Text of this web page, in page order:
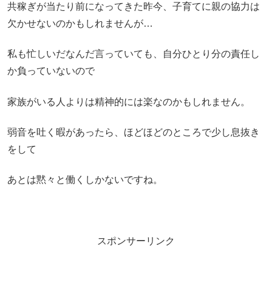
共稼ぎが当たり前になってきた昨今、子育てに親の協力は
欠かせないのかもしれませんが…
私も忙しいだなんだ言っていても、自分ひとり分の責任し
か負っていないので
家族がいる人よりは精神的には楽なのかもしれません。
弱音を吐く暇があったら、ほどほどのところで少し息抜き
をして
あとは黙々と働くしかないですね。
スポンサーリンク